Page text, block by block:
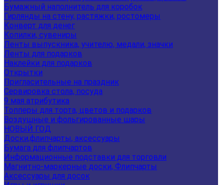
Бумажный наполнитель для коробок
Гирлянды на стену, растяжки, ростомеры
Конверт для денег
Копилки, сувениры
Ленты выпускника, учителю, медали, значки
Ленты для подарков
Наклейки для подарков
Открытки
Пригласительные на праздник
Сервировка стола, посуда
9 мая атрибутика
Топперы для торта, цветов и подарков
Воздушные и фольгированные шары
НОВЫЙ ГОД
Доски,флипчарты, аксессуары
Бумага для флипчартов
Информационные подставки для торговли
Магнитно-маркерные доски, Флипчарты
Аксессуары для досок